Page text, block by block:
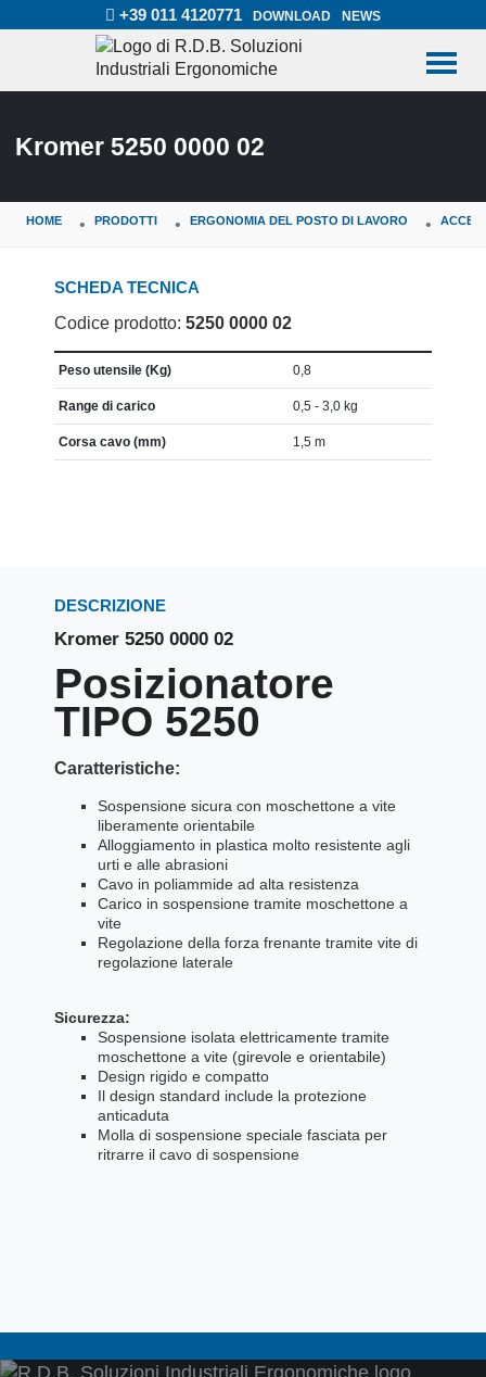
+39 011 4120771 DOWNLOAD NEWS
Kromer 5250 0000 02
HOME PRODOTTI ERGONOMIA DEL POSTO DI LAVORO
SCHEDA TECNICA
Codice prodotto: 5250 0000 02
CARATTERISTICA
Peso utensile (Kg) 0,8
Range di carico 0,5 - 3,0 kg
Corsa cavo (mm) 1,5 m
DESCRIZIONE
Kromer 5250 0000 02
Posizionatore
TIPO 5250
Caratteristiche:
Sospensione sicura con moschettone a vite
liberamente orientabile
Alloggiamento in plastica molto resistente agli
urti e alle abrasioni
Cavo in poliammide ad alta resistenza
Carico in sospensione tramite moschettone a
vite
Regolazione della forza frenante tramite vite di
regolazione laterale
Sicurezza:
Sospensione isolata elettricamente tramite
moschettone a vite (girevole e orientabile)
Design rigido e compatto
Il design standard include la protezione
anticaduta
Molla di sospensione speciale fasciata per
ritrarre il cavo di sospensione